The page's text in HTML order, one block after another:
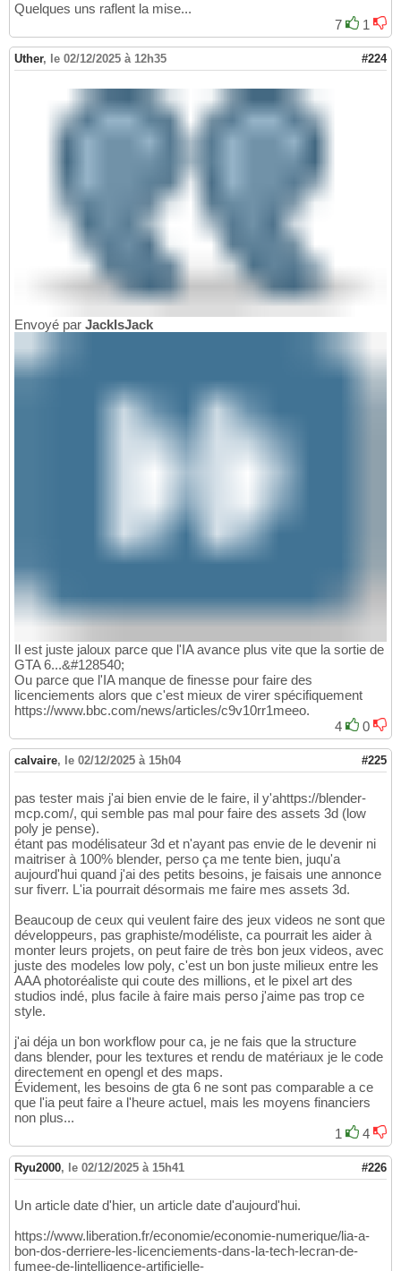
Quelques uns raflent la mise...
7
1
Uther, le 02/12/2025 à 12h35 #224
Envoyé par JackIsJack
Il est juste jaloux parce que l'IA avance plus vite que la sortie de
GTA 6...&#128540;
Ou parce que l'IA manque de finesse pour faire des
licenciements alors que c'est mieux de virer spécifiquement
https://www.bbc.com/news/articles/c9v10rr1meeo.
4
0
calvaire, le 02/12/2025 à 15h04 #225
pas tester mais j'ai bien envie de le faire, il y'ahttps://blender-
mcp.com/, qui semble pas mal pour faire des assets 3d (low
poly je pense).
étant pas modélisateur 3d et n'ayant pas envie de le devenir ni
maitriser à 100% blender, perso ça me tente bien, juqu'a
aujourd'hui quand j'ai des petits besoins, je faisais une annonce
sur fiverr. L'ia pourrait désormais me faire mes assets 3d.
Beaucoup de ceux qui veulent faire des jeux videos ne sont que
développeurs, pas graphiste/modéliste, ca pourrait les aider à
monter leurs projets, on peut faire de très bon jeux videos, avec
juste des modeles low poly, c'est un bon juste milieux entre les
AAA photoréaliste qui coute des millions, et le pixel art des
studios indé, plus facile à faire mais perso j'aime pas trop ce
style.
j'ai déja un bon workflow pour ca, je ne fais que la structure
dans blender, pour les textures et rendu de matériaux je le code
directement en opengl et des maps.
Évidement, les besoins de gta 6 ne sont pas comparable a ce
que l'ia peut faire a l'heure actuel, mais les moyens financiers
non plus...
1
4
Ryu2000, le 02/12/2025 à 15h41 #226
Un article date d'hier, un article date d'aujourd'hui.
https://www.liberation.fr/economie/economie-numerique/lia-a-
bon-dos-derriere-les-licenciements-dans-la-tech-lecran-de-
fumee-de-lintelligence-artificielle-